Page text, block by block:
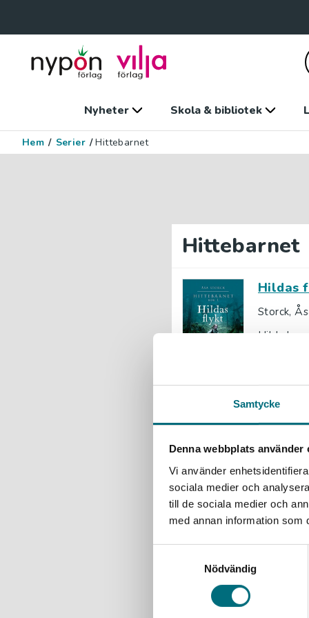
Samtycke
Denna webbplats använder
Vi använder
sociala medier och
till de sociala medier och
med annan information som
Nödvändig
Nyheter Skola & bibliotek
Hem / Serier / Hittebarnet
Hittebarnet
Hildas
Storck,
Hilda
Hildas
Storck,
Hilda
om hur